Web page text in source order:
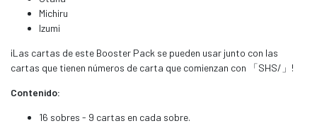
Michiru
Izumi
¡Las cartas de este Booster Pack se pueden usar junto con las
cartas que tienen números de carta que comienzan con 「SHS/」!
Contenido:
16 sobres - 9 cartas en cada sobre.